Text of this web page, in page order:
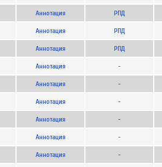
Аннотация РПД
Аннотация РПД
Аннотация РПД
Аннотация -
Аннотация -
Аннотация -
Аннотация -
Аннотация -
Аннотация -